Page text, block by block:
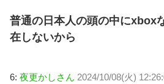
普通の日本人の頭の中にxbox
在しないから
6: 夜更かしさん 2024/10/08(火)